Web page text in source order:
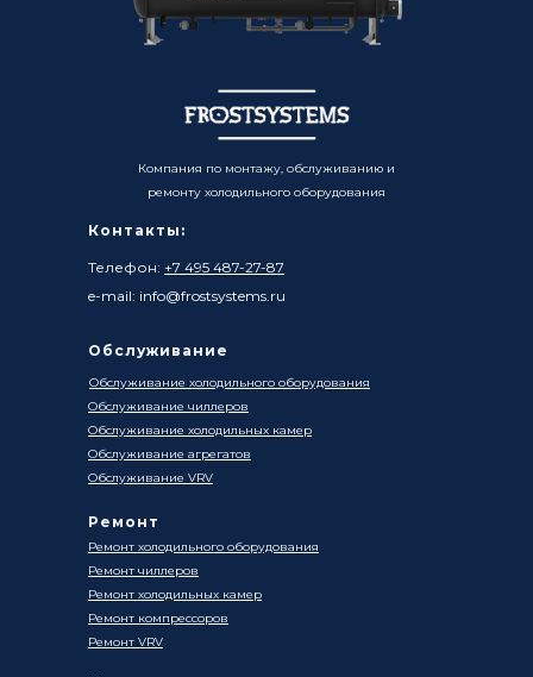
Контакты:
Телефон: +7 495 487-27-87
e-mail: info@frostsystems.ru
Ремонт
Компания по монтажу, обслуживанию и
ремонту холодильного оборудования
Ремонт холодильного оборудования
Ремонт чиллеров
Ремонт холодильных камер
Ремонт компрессоров
Ремонт VRV
Обслуживание
Обслуживание холодильного оборудования
Обслуживание чиллеров
Обслуживание холодильных камер
Обслуживание агрегатов
Обслуживание VRV